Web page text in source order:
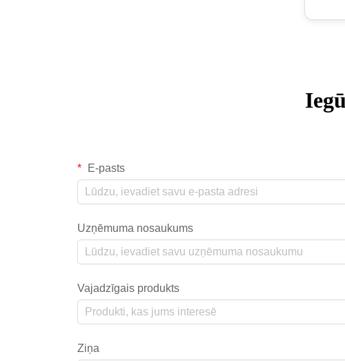
E-pasts
Uzņēmuma nosaukums
Vajadzīgais produkts
Ziņa